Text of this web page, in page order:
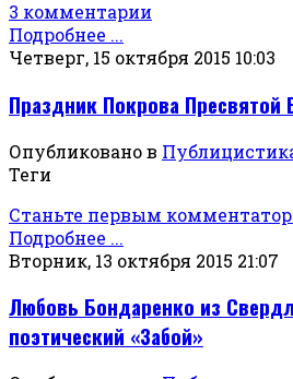
3 комментарии
Подробнее ...
Четверг, 15 октября 2015 10:03
Праздник Покрова Пресвятой
Опубликовано в
Теги
Станьте первым
Подробнее ...
Вторник, 13 октября 2015 21:07
Любовь Бондаренко из
поэтический «Забой»